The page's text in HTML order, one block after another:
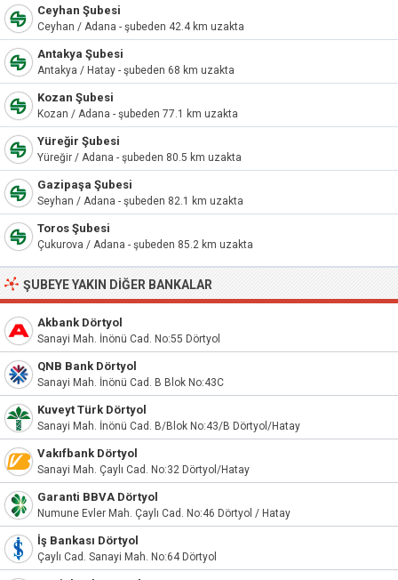
Ceyhan Şubesi
Ceyhan / Adana - şubeden 42.4 km uzakta
Antakya Şubesi
Antakya / Hatay - şubeden 68 km uzakta
Kozan Şubesi
Kozan / Adana - şubeden 77.1 km uzakta
Yüreğir Şubesi
Yüreğir / Adana - şubeden 80.5 km uzakta
Gazipaşa Şubesi
Seyhan / Adana - şubeden 82.1 km uzakta
Toros Şubesi
Çukurova / Adana - şubeden 85.2 km uzakta
ŞUBEYE YAKIN DIĞER BANKALAR
Akbank Dörtyol
Sanayi Mah. İnönü Cad. No:55 Dörtyol
QNB Bank Dörtyol
Sanayi Mah. İnönü Cad. B Blok No:43C
Kuveyt Türk Dörtyol
Sanayi Mah. İnönü Cad. B/Blok No:43/B Dörtyol/Hatay
Vakıfbank Dörtyol
Sanayi Mah. Çaylı Cad. No:32 Dörtyol/Hatay
Garanti BBVA Dörtyol
Numune Evler Mah. Çaylı Cad. No:46 Dörtyol / Hatay
İş Bankası Dörtyol
Çaylı Cad. Sanayi Mah. No:64 Dörtyol